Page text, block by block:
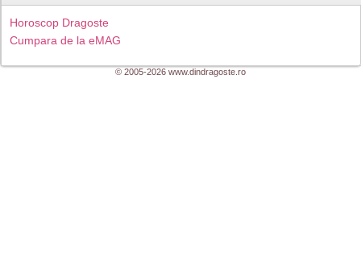
Horoscop Dragoste
Cumpara de la eMAG
© 2005-2026 www.dindragoste.ro